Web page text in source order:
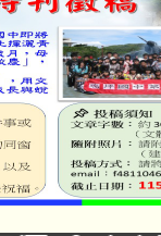
知識
度學生